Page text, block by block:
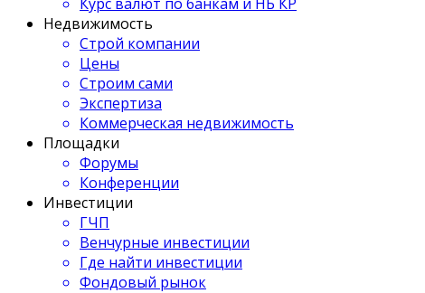
Недвижимость
Строй компании
Цены
Строим сами
Экспертиза
Коммерческая недвижимость
Площадки
Форумы
Конференции
Инвестиции
ГЧП
Венчурные инвестиции
Где найти инвестиции
Фондовый рынок